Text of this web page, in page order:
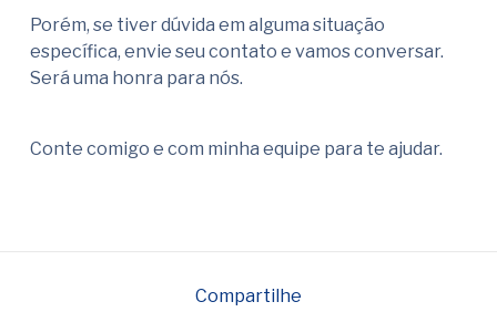
Porém, se tiver dúvida em alguma situação
específica, envie seu contato e vamos conversar.
Será uma honra para nós.
Conte comigo e com minha equipe para te ajudar.
Compartilhe